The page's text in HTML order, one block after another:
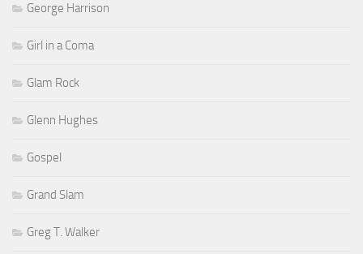
George Harrison
Girl in a Coma
Glam Rock
Glenn Hughes
Gospel
Grand Slam
Greg T. Walker